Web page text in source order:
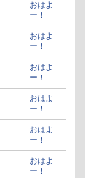
おはよ
ー！
おはよ
ー！
おはよ
ー！
おはよ
ー！
おはよ
ー！
おはよ
ー！